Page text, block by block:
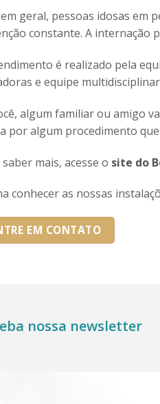
geral, pessoas idosas em
constante. A internação
é realizado pela
e equipe
algum familiar ou amigo
por algum procedimento
saber mais, acesse o site do
conhecer as nossas
EM CONTATO
nossa newsletter